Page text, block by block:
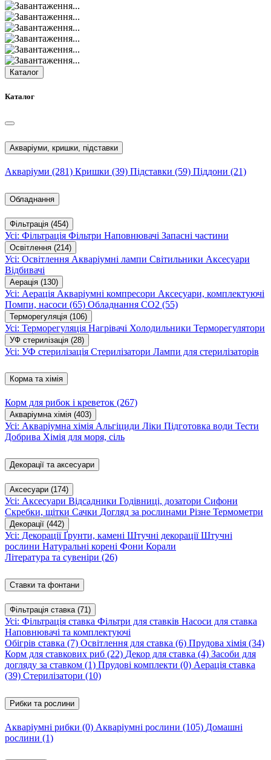
Каталог
Каталог
Акваріуми, кришки, підставки
Акваріуми (281) Кришки (39) Підставки (59) Піддони (21)
Обладнання
Фільтрація (454)
Усі: Фільтрація Фільтри Наповнювачі Запасні частини
Освітлення (214)
Усі: Освітлення Акваріумні лампи Світильники Аксесуари
Відбивачі
Аерація (130)
Усі: Аерація Акваріумні компресори Аксесуари, комплектуючі
Помпи, насоси (65) Обладнання CO2 (55)
Терморегуляція (106)
Усі: Терморегуляція Нагрівачі Холодильники Терморегулятори
УФ стерилізація (28)
Усі: УФ стерилізація Стерилізатори Лампи для стерилізаторів
Корма та хімія
Корм для рибок і креветок (267)
Акваріумна хімія (403)
Усі: Акваріумна хімія Альгіциди Ліки Підготовка води Тести
Добрива Хімія для моря, сіль
Декорації та аксесуари
Аксесуари (174)
Усі: Аксесуари Відсадники Годівниці, дозатори Сифони
Скребки, щітки Сачки Догляд за рослинами Різне Термометри
Декорації (442)
Усі: ДекораціїҐрунти, камені Штучні декораціїШтучні
рослини Натуральні корені Фони Корали
Література та сувеніри (26)
Ставки та фонтани
Фільтрація ставка (71)
Усі: Фільтрація ставка Фільтри для ставків Насоси для ставка
Наповнювачі та комплектуючі
Обігрів ставка (7) Освітлення для ставка (6) Прудова хімія (34)
Корм для ставкових риб (22) Декор для ставка (4) Засоби для
догляду за ставком (1) Прудові комплекти (0) Аерація ставка
(39) Стерилізатори (10)
Рибки та рослини
Акваріумні рибки (0) Акваріумні рослини (105) Домашні
рослини (1)